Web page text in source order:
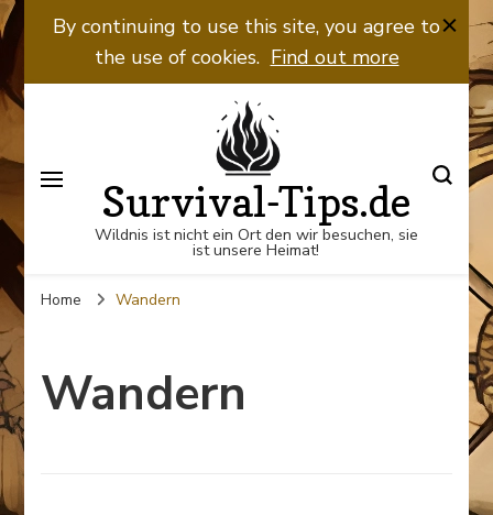
By continuing to use this site, you agree to
the use of cookies. Find out more
Survival-Tips.de
Wildnis ist nicht ein Ort den wir besuchen, sie
ist unsere Heimat!
Home Wandern
Wandern